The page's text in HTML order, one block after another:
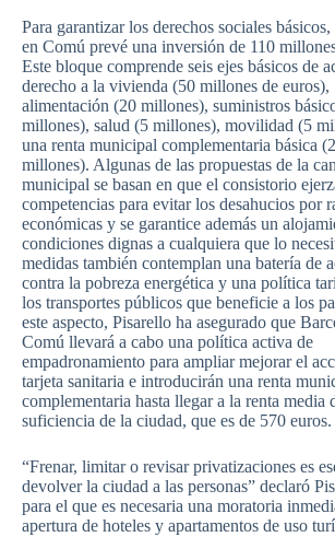
Para garantizar los derechos sociales
en Comú prevé una inversión de 110
Este bloque comprende seis ejes básicos de
derecho a la vivienda (50 millones de euros),
alimentación (20 millones), suministros
millones), salud (5 millones), movilidad (5
una renta municipal complementaria básica
millones). Algunas de las propuestas de la
municipal se basan en que el consistorio
competencias para evitar los desahucios por
económicas y se garantice además un
condiciones dignas a cualquiera que lo
medidas también contemplan una batería de
contra la pobreza energética y una política
los transportes públicos que beneficie a los
este aspecto, Pisarello ha asegurado que
Comú llevará a cabo una política activa de
empadronamiento para ampliar mejorar el
tarjeta sanitaria e introducirán una renta
complementaria hasta llegar a la renta media
suficiencia de la ciudad, que es de 570 euros.
“Frenar, limitar o revisar privatizaciones es
devolver la ciudad a las personas” declaró
para el que es necesaria una moratoria
apertura de hoteles y apartamentos de uso